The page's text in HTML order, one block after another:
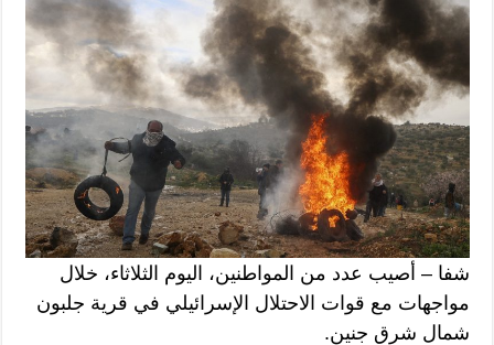
شفا – أصيب عدد من المواطنين، اليوم الثلاثاء، خلال
مواجهات مع قوات الاحتلال الإسرائيلي في قرية جلبون
شمال شرق جنين.